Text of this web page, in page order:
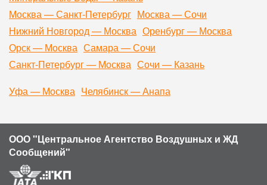
Москва — Санкт-Петербург Москва — Сочи
Нижний Новгород — Москва Оренбург — Москва
Орск — Москва Самара — Сочи
Санкт-Петербург — Москва Сочи — Казань
Уфа — Москва Челябинск — Анапа
ООО "Центральное Агентство Воздушных и ЖД
Сообщений"